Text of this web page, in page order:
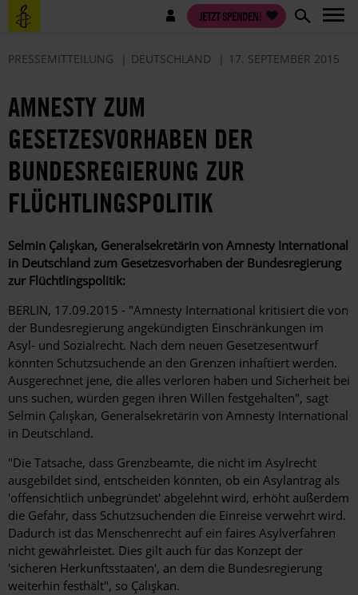
Direkt
zum
Benutzermenü JETZT SPENDEN!
PRESSEMITTEILUNG DEUTSCHLAND 17. SEPTEMBER 2015
AMNESTY ZUM
GESETZESVORHABEN DER
BUNDESREGIERUNG ZUR
FLÜCHTLINGSPOLITIK
Selmin Çalışkan, Generalsekretärin von Amnesty International
in Deutschland zum Gesetzesvorhaben der Bundesregierung
zur Flüchtlingspolitik:
BERLIN, 17.09.2015 - "Amnesty International kritisiert die von
der Bundesregierung angekündigten Einschränkungen im
Asyl- und Sozialrecht. Nach dem neuen Gesetzesentwurf
könnten Schutzsuchende an den Grenzen inhaftiert werden.
Ausgerechnet jene, die alles verloren haben und Sicherheit bei
uns suchen, würden gegen ihren Willen festgehalten", sagt
Selmin Çalışkan, Generalsekretärin von Amnesty International
in Deutschland.
"Die Tatsache, dass Grenzbeamte, die nicht im Asylrecht
ausgebildet sind, entscheiden könnten, ob ein Asylantrag als
'offensichtlich unbegründet' abgelehnt wird, erhöht außerdem
die Gefahr, dass Schutzsuchenden die Einreise verwehrt wird.
Dadurch ist das Menschenrecht auf ein faires Asylverfahren
nicht gewährleistet. Dies gilt auch für das Konzept der
'sicheren Herkunftsstaaten', an dem die Bundesregierung
weiterhin festhält", so Çalışkan.